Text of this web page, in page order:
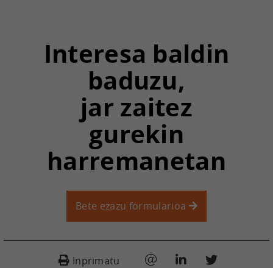
Interesa baldin
baduzu,
jar zaitez
gurekin
harremanetan
Bete ezazu formularioa
Inprimatu